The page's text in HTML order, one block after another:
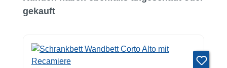
gekauft